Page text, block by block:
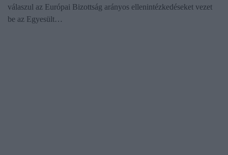
válaszul az Európai Bizottság arányos ellenintézkedéseket vezet
be az Egyesült…